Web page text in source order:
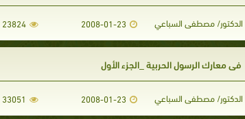
الدكتور/ مصطفى السباعي 2008-01-23
23824
في معارك الرسول الحربية _الجزء الأول
الدكتور/ مصطفى السباعي 2008-01-23
33051